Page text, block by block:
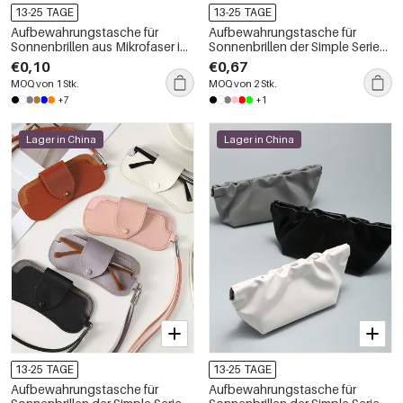
13-25 TAGE
Aufbewahrungstasche für
Sonnenbrillen aus Mikrofaser in
schlichten Farben
€0,10
MOQ von 1 Stk.
+7
13-25 TAGE
Aufbewahrungstasche für
Sonnenbrillen der Simple Series
Daily Solid Color PU-Serie
€0,67
MOQ von 2 Stk.
+1
Lager in China
13-25 TAGE
Aufbewahrungstasche für
Lager in China
13-25 TAGE
Aufbewahrungstasche für